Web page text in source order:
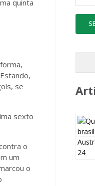
quinta
se
sexto
o
um
o